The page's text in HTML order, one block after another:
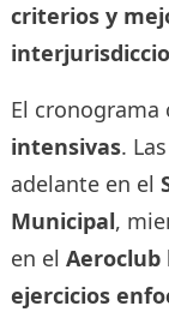
criterios y
El cronograma
intensivas.
adelante en el
Municipal,
en el Aeroclub
ejercicios